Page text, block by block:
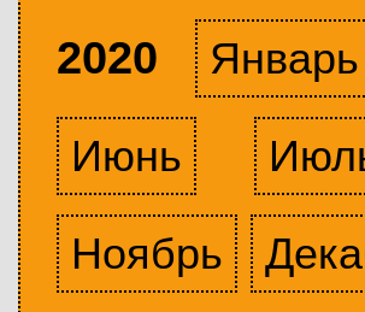
2020 Январь
Июнь
Ноябрь